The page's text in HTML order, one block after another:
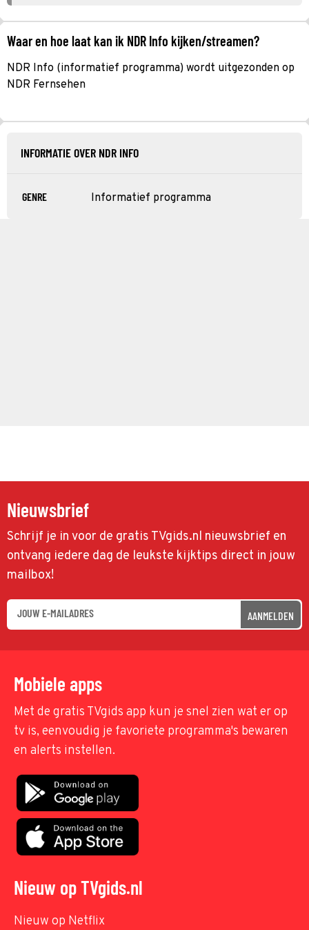
Waar en hoe laat kan ik NDR Info kijken/streamen?
NDR Info (informatief programma) wordt uitgezonden op
NDR Fernsehen
INFORMATIE OVER NDR INFO
GENRE Informatief programma
Nieuwsbrief
Schrijf je in voor de gratis TVgids.nl nieuwsbrief en
ontvang iedere dag de leukste kijktips direct in jouw
mailbox!
AANMELDEN
Mobiele apps
Met de gratis TVgids app kun je snel zien wat er op
tv is, eenvoudig je favoriete programma's bewaren
en alerts instellen.
Nieuw op TVgids.nl
Nieuw op Netflix